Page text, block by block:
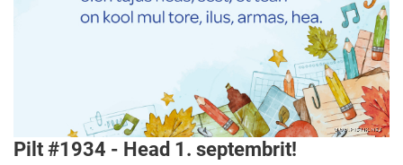
Pilt #1934 - Head 1. septembrit!